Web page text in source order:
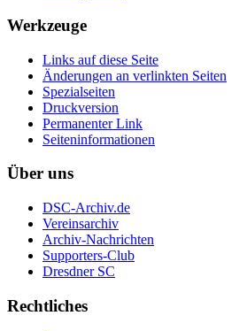
Werkzeuge
Links auf diese Seite
Änderungen an verlinkten Seiten
Spezialseiten
Druckversion
Permanenter Link
Seiten­informationen
Über uns
DSC-Archiv.de
Vereinsarchiv
Archiv-Nachrichten
Supporters-Club
Dresdner SC
Rechtliches